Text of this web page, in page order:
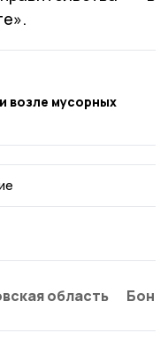
возле мусорных
область